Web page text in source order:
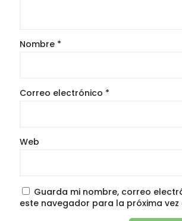
Nombre *
Correo electrónico *
Web
Guarda mi nombre, correo
este navegador para la próxima vez